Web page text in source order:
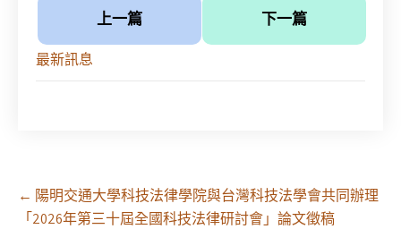
上一篇 下一篇
最新訊息
Post
navigation
← 陽明交通大學科技法律學院與台灣科技法學會共同辦理
「2026年第三十屆全國科技法律研討會」論文徵稿